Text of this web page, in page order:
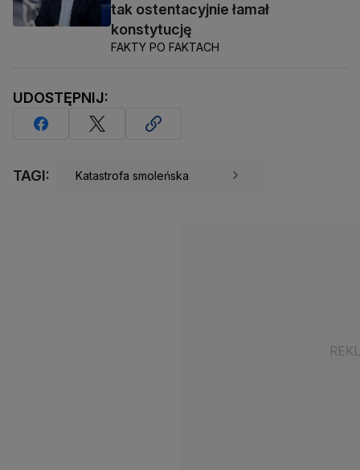
tak ostentacyjnie łamał
konstytucję
FAKTY PO FAKTACH
UDOSTĘPNIJ:
TAGI: Katastrofa smoleńska